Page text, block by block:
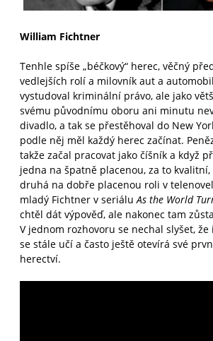
William Fichtner
Tenhle spíše „béčkový“ herec, věčný
vedlejších rolí a milovník aut a
vystudoval kriminální právo, ale jako
svému původnímu oboru ani minutu
divadlo, a tak se přestěhoval do New
podle něj měl každý herec začínat.
takže začal pracovat jako číšník a když
jedna na špatně placenou, za to
druhá na dobře placenou roli v
mladý Fichtner v seriálu As the World
chtěl dát výpověď, ale nakonec tam
V jednom rozhovoru se nechal slyšet,
se stále učí a často ještě otevírá své
herectví.